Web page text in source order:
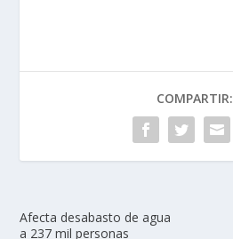
COMPARTIR:
Afecta desabasto de agua
a 237 mil personas